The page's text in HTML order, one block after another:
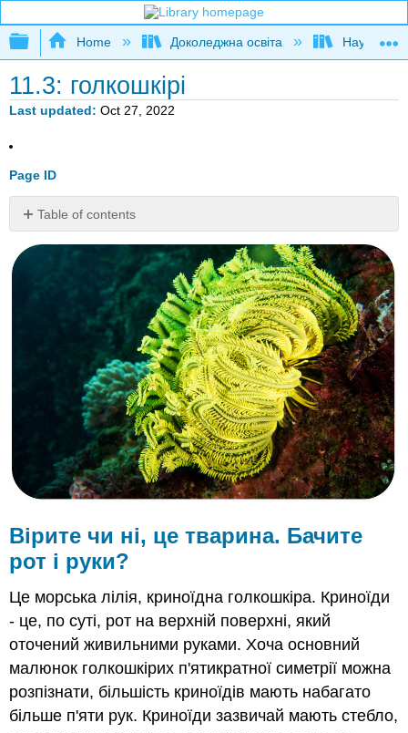
Expand/collapse global hierarchy
Home Доколеджна освіта Наука і
11.3: голкошкірі
Last updated Oct 27, 2022
Page ID
Table of contents
Бачите
голкошкірі
Будова
функції
голкошкірих
Ехінодерма
Класифікація
Вірите чи ні, це тварина. Бачите
рот і руки?
Це морська лілія, криноїдна голкошкіра. Криноїди
- це, по суті, рот на верхній поверхні, який
оточений живильними руками. Хоча основний
малюнок голкошкірих п'ятикратної симетрії можна
розпізнати, більшість криноїдів мають набагато
більше п'яти рук. Криноїди зазвичай мають стебло,